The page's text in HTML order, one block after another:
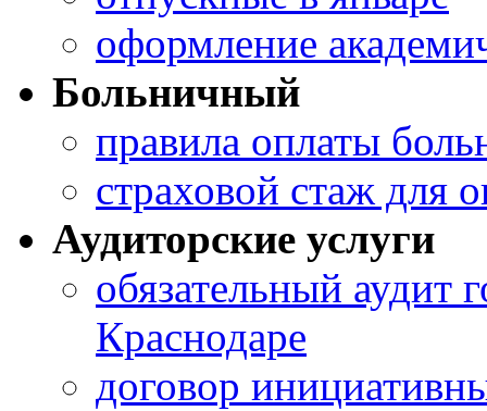
оформление
Больничный
правила оплаты
страховой стаж для
Аудиторские услуги
обязательный аудит
Краснодаре
договор